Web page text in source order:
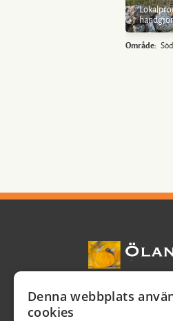
Område:
Denna webbplats
cookies